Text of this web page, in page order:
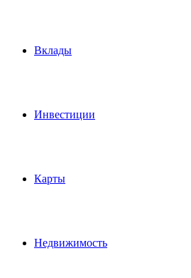
Вклады
Инвестиции
Карты
Недвижимость